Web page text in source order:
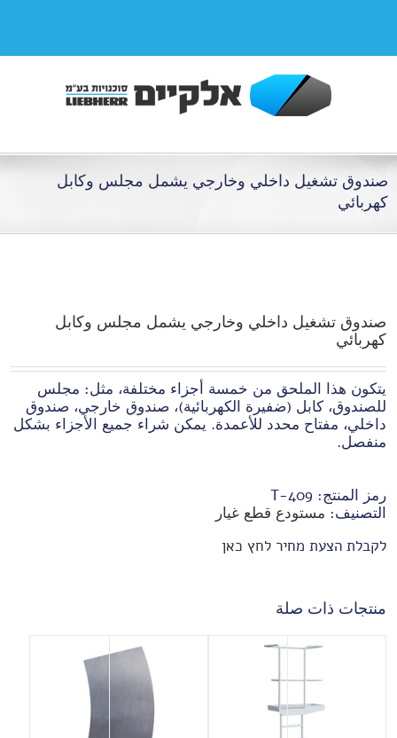
صندوق تشغيل داخلي وخارجي يشمل مجلس وكابل
كهربائي
صندوق تشغيل داخلي وخارجي يشمل مجلس وكابل
كهربائي
يتكون هذا الملحق من خمسة أجزاء مختلفة، مثل: مجلس
للصندوق، كابل (ضفيرة الكهربائية)، صندوق خارجي، صندوق
داخلي، مفتاح محدد للأعمدة. يمكن شراء جميع الأجزاء بشكل
منفصل.
رمز المنتج: T-409
التصنيف: مستودع قطع غيار
לקבלת הצעת מחיר לחץ כאן
منتجات ذات صلة